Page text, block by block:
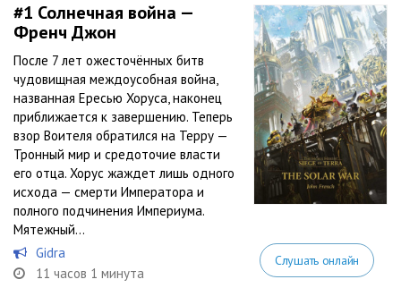
#1 Солнечная война —
Френч Джон
После 7 лет ожесточённых битв
чудовищная междоусобная война,
названная Ересью Хоруса, наконец
приближается к завершению. Теперь
взор Воителя обратился на Терру —
Тронный мир и средоточие власти
его отца. Хорус жаждет лишь одного
исхода — смерти Императора и
полного подчинения Империума.
Мятежный...
Gidra
11 часов 1 минута
Слушать онлайн